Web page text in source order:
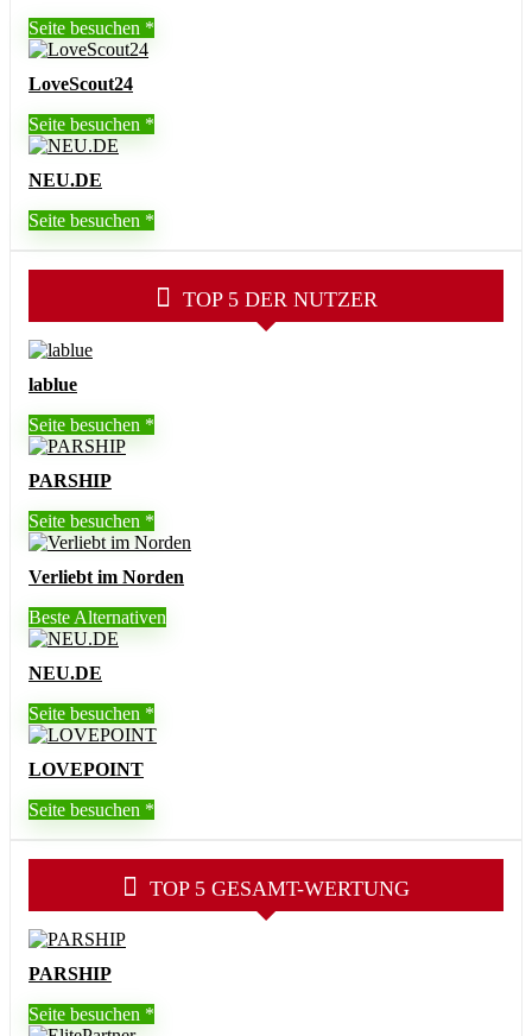
Seite besuchen
LoveScout24
Seite besuchen
NEU.DE
Seite besuchen
TOP 5 DER NUTZER
lablue
Seite besuchen
PARSHIP
Seite besuchen
Verliebt im Norden
Beste Alternativen
NEU.DE
Seite besuchen
LOVEPOINT
Seite besuchen
TOP 5 GESAMT-WERTUNG
PARSHIP
Seite besuchen